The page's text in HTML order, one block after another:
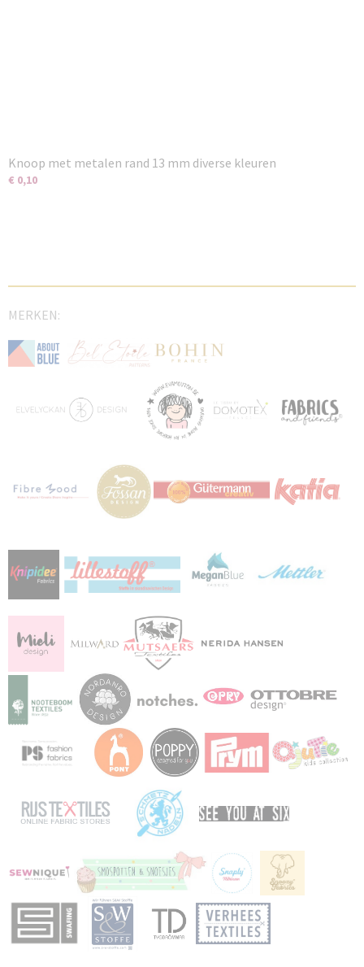
Knoop met metalen rand 13 mm diverse kleuren
€ 0,10
MERKEN: